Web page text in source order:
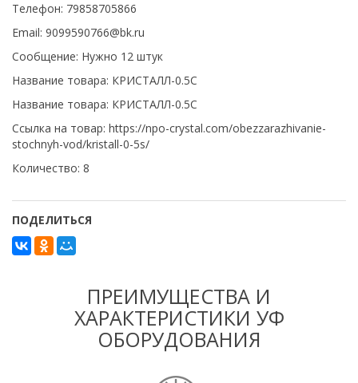
Телефон: 79858705866
Email: 9099590766@bk.ru
Сообщение: Нужно 12 штук
Название товара: КРИСТАЛЛ-0.5С
Название товара: КРИСТАЛЛ-0.5С
Ссылка на товар: https://npo-crystal.com/obezzarazhivanie-
stochnyh-vod/kristall-0-5s/
Количество: 8
ПОДЕЛИТЬСЯ
ПРЕИМУЩЕСТВА И
ХАРАКТЕРИСТИКИ УФ
ОБОРУДОВАНИЯ